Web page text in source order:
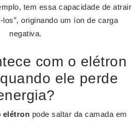
tem essa capacidade de atrair
los”, originando um íon de carga
negativa.
com o elétron
ele perde
elétron pode saltar da camada em